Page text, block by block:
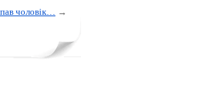
чоловік… →